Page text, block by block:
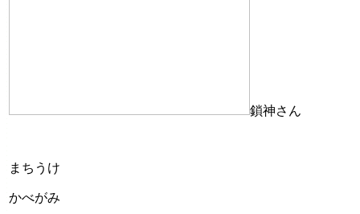
鎖神さん
まちうけ
かべがみ